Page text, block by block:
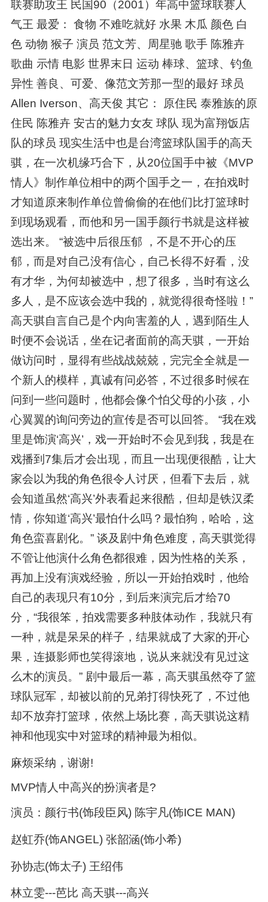
联赛助攻王 民国90（2001）年高中篮球联赛人
气王 最爱： 食物 不难吃就好 水果 木瓜 颜色 白
色 动物 猴子 演员 范文芳、周星驰 歌手 陈雅卉
歌曲 示情 电影 世界末日 运动 棒球、篮球、钓鱼
异性 善良、可爱、像范文芳那一型的最好 球员
Allen Iverson、高天俊 其它： 原住民 泰雅族的原
住民 陈雅卉 安古的魅力女友 球队 现为富翔饭店
队的球员 现实生活中也是台湾篮球队国手的高天
骐，在一次机缘巧合下，从20位国手中被《MVP
情人》制作单位相中的两个国手之一，在拍戏时
才知道原来制作单位曾偷偷的在他们比打篮球时
到现场观看，而他和另一国手颜行书就是这样被
选出来。 “被选中后很压郁 ，不是不开心的压
郁，而是对自己没有信心，自己长得不好看，没
有才华，为何却被选中，想了很多，当时有这么
多人，是不应该会选中我的，就觉得很奇怪啦！”
高天骐自言自己是个内向害羞的人，遇到陌生人
时便不会说话，坐在记者面前的高天骐，一开始
做访问时，显得有些战战兢兢，完完全全就是一
个新人的模样，真诚有问必答，不过很多时候在
问到一些问题时，他都会像个怕父母的小孩，小
心翼翼的询问旁边的宣传是否可以回答。 “我在戏
里是饰演‘高兴’，戏一开始时不会见到我，我是在
戏播到7集后才会出现，而且一出现便很酷，让大
家会以为我的角色很令人讨厌，但看下去后，就
会知道虽然‘高兴’外表看起来很酷，但却是铁汉柔
情，你知道‘高兴’最怕什么吗？最怕狗，哈哈，这
角色蛮喜剧化。” 谈及剧中角色难度，高天骐觉得
不管让他演什么角色都很难，因为性格的关系，
再加上没有演戏经验，所以一开始拍戏时，他给
自己的表现只有10分，到后来演完后才给70
分，“我很笨，拍戏需要多种肢体动作，我就只有
一种，就是呆呆的样子，结果就成了大家的开心
果，连摄影师也笑得滚地，说从来就没有见过这
么木的演员。” 剧中最后一幕，高天骐虽然夺了篮
球队冠军，却被以前的兄弟打得快死了，不过他
却不放弃打篮球，依然上场比赛，高天骐说这精
神和他现实中对篮球的精神最为相似。
麻烦采纳，谢谢!
MVP情人中高兴的扮演者是?
演员：颜行书(饰段臣风) 陈宇凡(饰ICE MAN)
赵虹乔(饰ANGEL) 张韶涵(饰小希)
孙协志(饰太子) 王绍伟
林立雯---芭比 高天骐---高兴